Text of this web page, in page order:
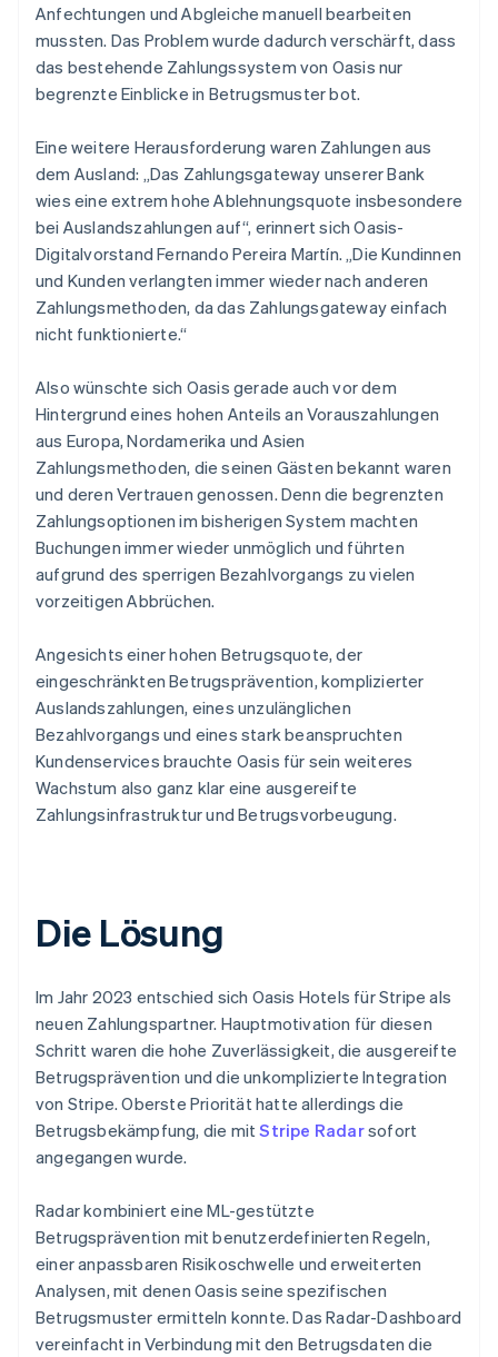
Anfechtungen und Abgleiche manuell bearbeiten
mussten. Das Problem wurde dadurch verschärft, dass
das bestehende Zahlungssystem von Oasis nur
begrenzte Einblicke in Betrugsmuster bot.
Eine weitere Herausforderung waren Zahlungen aus
dem Ausland: „Das Zahlungsgateway unserer Bank
wies eine extrem hohe Ablehnungsquote insbesondere
bei Auslandszahlungen auf“, erinnert sich Oasis-
Digitalvorstand Fernando Pereira Martín. „Die Kundinnen
und Kunden verlangten immer wieder nach anderen
Zahlungsmethoden, da das Zahlungsgateway einfach
nicht funktionierte.“
Also wünschte sich Oasis gerade auch vor dem
Hintergrund eines hohen Anteils an Vorauszahlungen
aus Europa, Nordamerika und Asien
Zahlungsmethoden, die seinen Gästen bekannt waren
und deren Vertrauen genossen. Denn die begrenzten
Zahlungsoptionen im bisherigen System machten
Buchungen immer wieder unmöglich und führten
aufgrund des sperrigen Bezahlvorgangs zu vielen
vorzeitigen Abbrüchen.
Angesichts einer hohen Betrugsquote, der
eingeschränkten Betrugsprävention, komplizierter
Auslandszahlungen, eines unzulänglichen
Bezahlvorgangs und eines stark beanspruchten
Kundenservices brauchte Oasis für sein weiteres
Wachstum also ganz klar eine ausgereifte
Zahlungsinfrastruktur und Betrugsvorbeugung.
Die Lösung
Im Jahr 2023 entschied sich Oasis Hotels für Stripe als
neuen Zahlungspartner. Hauptmotivation für diesen
Schritt waren die hohe Zuverlässigkeit, die ausgereifte
Betrugsprävention und die unkomplizierte Integration
von Stripe. Oberste Priorität hatte allerdings die
Betrugsbekämpfung, die mitStripe Radarsofort
angegangen wurde.
Radar kombiniert eine ML-gestützte
Betrugsprävention mit benutzerdefinierten Regeln,
einer anpassbaren Risikoschwelle und erweiterten
Analysen, mit denen Oasis seine spezifischen
Betrugsmuster ermitteln konnte. Das Radar-Dashboard
vereinfacht in Verbindung mit den Betrugsdaten die